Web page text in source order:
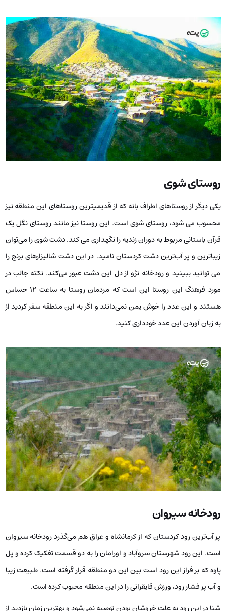
روستای شوی
یکی دیگر از روستاهای اطراف بانه که از قدیمیترین روستاهای این منطقه نیز
محسوب می شود، روستای شوی است. این روستا نیز مانند روستای نگل یک
قرآن باستانی مربوط به دوران زندیه را نگهداری می کند. دشت شوی را می‌توان
زیباترین و پر آب‌ترین دشت کردستان نامید. در این دشت شالیزارهای برنج را
می توانید ببینید و رودخانه نژو از دل این دشت عبور می‌کند. نکته جالب در
مورد فرهنگ این روستا این است که مردمان روستا به ساعت ۱۲ حساس
هستند و این عدد را خوش یمن نمی‌دانند و اگر به این منطقه سفر کردید از
به زبان آوردن این عدد خودداری کنید.
رودخانه سیروان
پر آب‌ترین رود کردستان که از کرمانشاه و عراق هم می‌گذرد رودخانه سیروان
است. این رود شهرستان سروآباد و اورامان را به دو قسمت تفکیک کرده و پل
پاوه که بر فراز این رود است بین این دو منطقه قرار گرفته است. طبیعت زیبا
و آب پر فشار رود، ورزش قایقرانی را در این منطقه محبوب کرده است.
شنا در این رود به علت خروشان بودن توصیه نمی‌شود و بهترین زمان بازدید از